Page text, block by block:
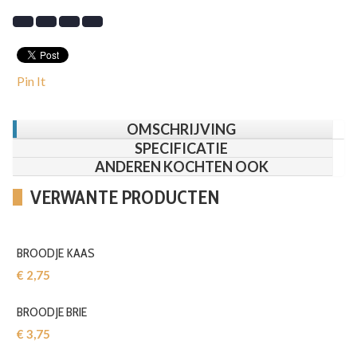
Pin It
OMSCHRIJVING
SPECIFICATIE
ANDEREN KOCHTEN OOK
VERWANTE PRODUCTEN
BROODJE KAAS
€ 2,75‎
BROODJE BRIE
€ 3,75‎